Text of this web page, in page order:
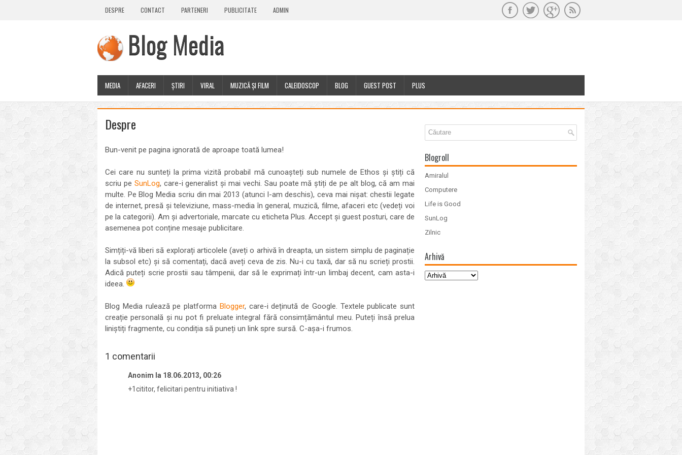
DESPRE CONTACT PARTENERI PUBLICITATE ADMIN
Blog Media
MEDIA AFACERI ȘTIRI VIRAL MUZICĂ ȘI FILM CALEIDOSCOP BLOG GUEST POST PLUS
Despre
Bun-venit pe pagina ignorată de aproape toată lumea!
Cei care nu sunteți la prima vizită probabil mă cunoașteți sub numele de Ethos și știți că
scriu pe SunLog, care-i generalist și mai vechi. Sau poate mă știți de pe alt blog, că am mai
multe. Pe Blog Media scriu din mai 2013 (atunci l-am deschis), ceva mai nișat: chestii legate
de internet, presă și televiziune, mass-media în general, muzică, filme, afaceri etc (vedeți voi
pe la categorii). Am și advertoriale, marcate cu eticheta Plus. Accept și guest posturi, care de
asemenea pot conține mesaje publicitare.
Simțiți-vă liberi să explorați articolele (aveți o arhivă în dreapta, un sistem simplu de paginație
la subsol etc) și să comentați, dacă aveți ceva de zis. Nu-i cu taxă, dar să nu scrieți prostii.
Adică puteți scrie prostii sau tâmpenii, dar să le exprimați într-un limbaj decent, cam asta-i
ideea.
Blog Media rulează pe platforma Blogger, care-i deținută de Google. Textele publicate sunt
creație personală și nu pot fi preluate integral fără consimțământul meu. Puteți însă prelua
liniștiți fragmente, cu condiția să puneți un link spre sursă. C-așa-i frumos.
1 comentarii
Anonim la 18.06.2013, 00:26
+1cititor, felicitari pentru initiativa !
Blogroll
Amiralul
Computere
Life is Good
SunLog
Zilnic
Arhivă